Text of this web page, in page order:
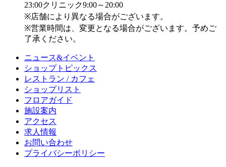
23:00クリニック9:00～20:00
※店舗により異なる場合がございます。
※営業時間は、変更となる場合がございます。予めご
了承ください。
ニュース&イベント
ショップトピックス
レストラン / カフェ
ショップリスト
フロアガイド
施設案内
アクセス
求人情報
お問い合わせ
プライバシーポリシー